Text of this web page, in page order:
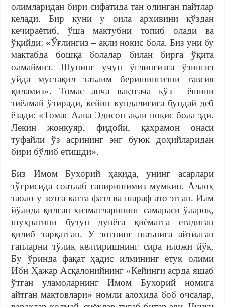
олимларидан бири сифатида тан олинган пайтлар
келади. Бир куни у оила архивини кўздан
кечираётиб, ўша мактубни топиб олади ва
ўқийди: «Ўғлингиз – ақли ноқис бола. Биз уни бу
мактабда бошқа болалар билан бирга ўқита
олмаймиз. Шунинг учун ўғлингизга ўзингиз
уйда мустақил таълим беришингизни тавсия
қиламиз». Томас анча вақтгача кўз ёшини
тиёлмай ўтиради, кейин кундалигига бундай деб
ёзади: «Томас Алва Эдисон ақли ноқис бола эди.
Лекин жонкуяр, фидойи, қаҳрамон онаси
туфайли ўз асрининг энг буюк доҳийларидан
бири бўлиб етишди».
Биз Имом Бухорий ҳақида, унинг асарлари
тўғрисида соатлаб гапиришимиз мумкин. Аллоҳ
таоло у зотга катта фазл ва шараф ато этган. Илм
йўлида қилган хизматларининг самараси ўлароқ,
шуҳратини бутун дунёга қиёматга етадиган
қилиб тарқатган. У зотнинг шаънига айтилган
гапларни тўлиқ келтиришнинг сира иложи йўқ.
Бу ўринда фақат ҳадис илмининг етук олими
Ибн Ҳажар Асқалонийнинг «Кейинги асрда яшаб
ўтган уламоларнинг Имом Бухорий номига
айтган мақтовлари» номли алоҳида боб очсалар,